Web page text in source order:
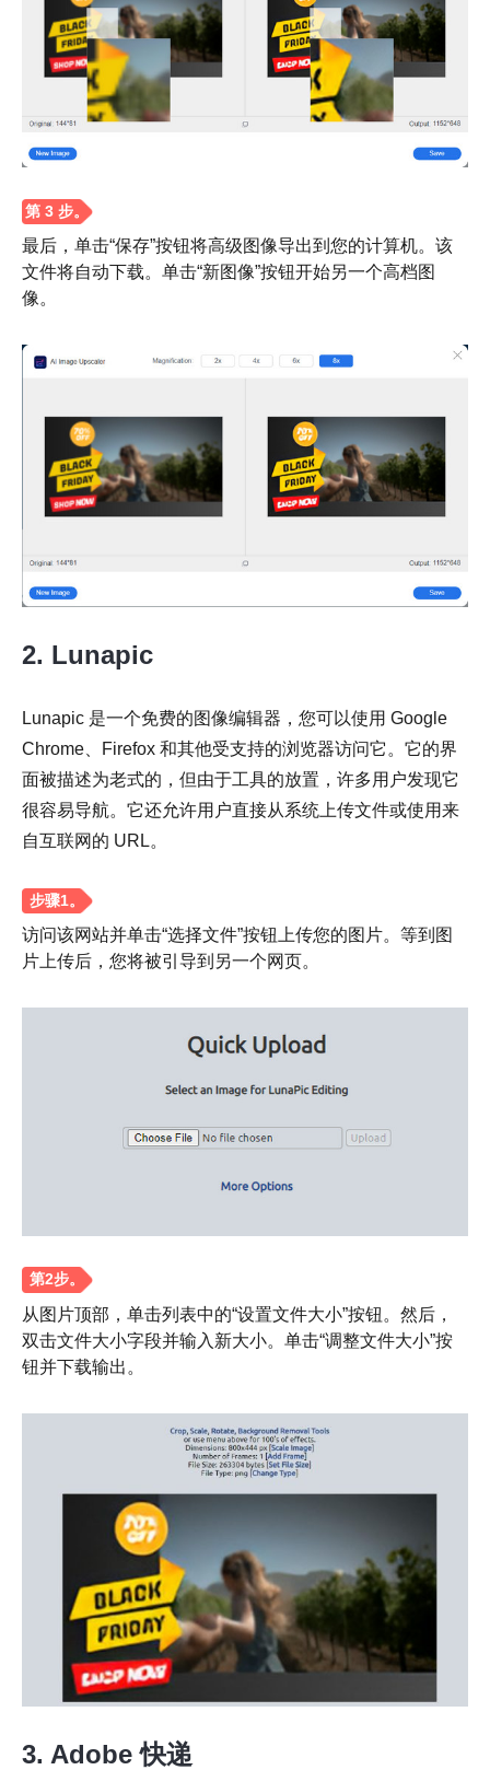
第2步。
第 3 步。
最后，单击“保存”按钮将高级图像导出到您的计算机。该
文件将自动下载。单击“新图像”按钮开始另一个高档图
像。
2. Lunapic
Lunapic 是一个免费的图像编辑器，您可以使用 Google
Chrome、Firefox 和其他受支持的浏览器访问它。它的界
面被描述为老式的，但由于工具的放置，许多用户发现它
很容易导航。它还允许用户直接从系统上传文件或使用来
自互联网的 URL。
步骤1。
访问该网站并单击“选择文件”按钮上传您的图片。等到图
片上传后，您将被引导到另一个网页。
从图片顶部，单击列表中的“设置文件大小”按钮。然后，
双击文件大小字段并输入新大小。单击“调整文件大小”按
钮并下载输出。
3. Adobe 快递